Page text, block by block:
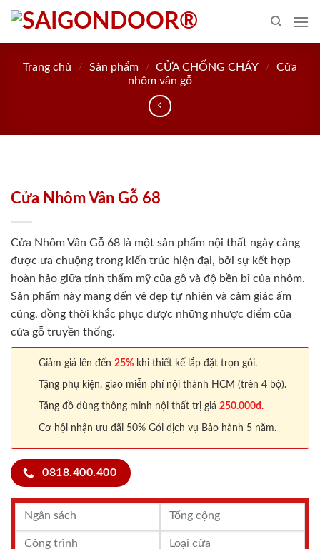
Skip
content
Trang chủ / Sản phẩm / CỬA CHỐNG CHÁY /
Cửa
nhôm vân gỗ
Cửa Nhôm Vân Gỗ 68
Cửa Nhôm Vân Gỗ 68 là một sản phẩm nội thất ngày càng
được ưa chuộng trong kiến trúc hiện đại, bởi sự kết hợp
hoàn hảo giữa tính thẩm mỹ của gỗ và độ bền bỉ của nhôm.
Sản phẩm này mang đến vẻ đẹp tự nhiên và cảm giác ấm
cúng, đồng thời khắc phục được những nhược điểm của
cửa gỗ truyền thống.
Giảm giá lên đến 25% khi thiết kế lắp đặt trọn gói.
Tặng phụ kiện, giao miễn phí nội thành HCM (trên 4 bộ).
Tặng đồ dùng thông minh nội thất trị giá 250.000đ.
Cơ hội nhận ưu đãi 50% Gói dịch vụ Bảo hành 5 năm.
0818.400.400